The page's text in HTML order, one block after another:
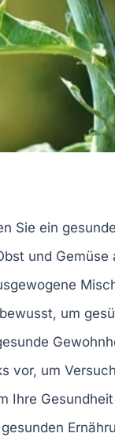
Sie ein
und Gemüse
bewusst, um
vor, um
Ihre Gesundheit